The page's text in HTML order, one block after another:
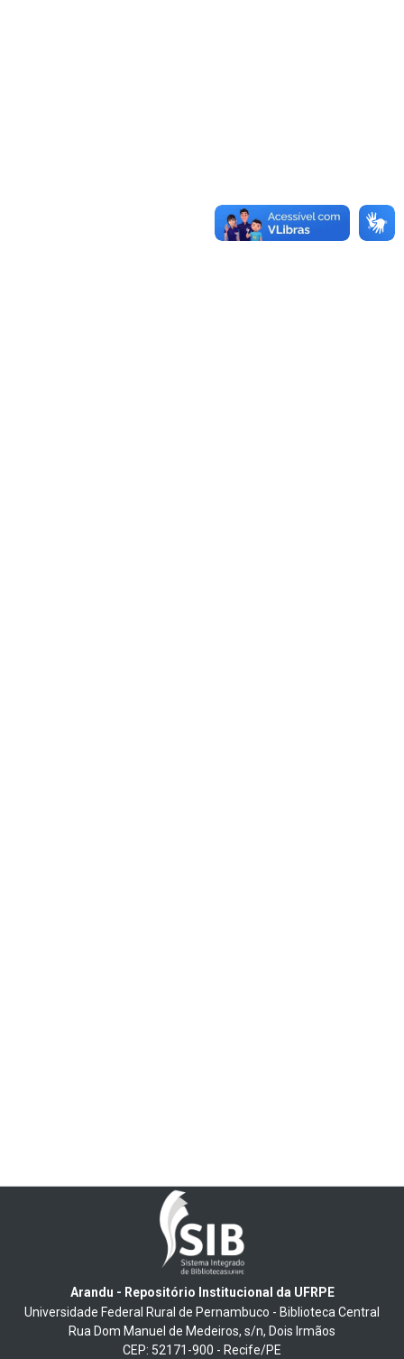
Arandu - Repositório Institucional da UFRPE
Universidade Federal Rural de Pernambuco - Biblioteca Central
Rua Dom Manuel de Medeiros, s/n, Dois Irmãos
CEP: 52171-900 - Recife/PE